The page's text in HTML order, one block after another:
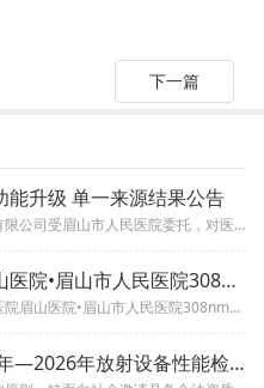
下一篇
能升级 单一来源结果公告
四川世恒嘉达工程项目管理有限公司受眉山市人民医院委托，对医院公众号、小程序功能升级采用单一来源方式进行采购，于2025年...
四川大学华西医院眉山医院•眉山市人民医院308nm紫外线光疗
采购项目名称四川大学华西医院眉山医院•眉山市人民医院308nm紫外线光疗仪等医疗设备采购项目院内采购结果公告采购项目编号...
眉山市人民医院2025年—2026年放射设备性能检测、放射防